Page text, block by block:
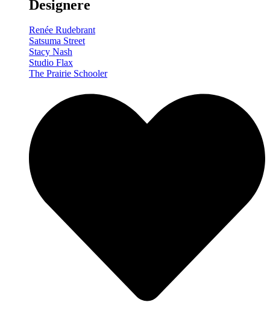
Designere
Renée Rudebrant
Satsuma Street
Stacy Nash
Studio Flax
The Prairie Schooler